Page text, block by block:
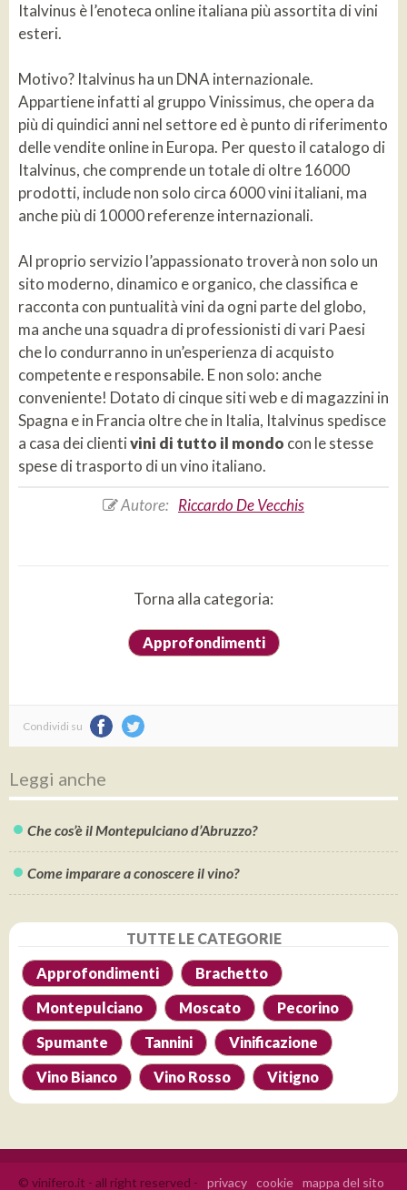
Italvinus è l’enoteca online italiana più assortita di vini
esteri.
Motivo? Italvinus ha un DNA internazionale.
Appartiene infatti al gruppo Vinissimus, che opera da
più di quindici anni nel settore ed è punto di riferimento
delle vendite online in Europa. Per questo il catalogo di
Italvinus, che comprende un totale di oltre 16000
prodotti, include non solo circa 6000 vini italiani, ma
anche più di 10000 referenze internazionali.
Al proprio servizio l’appassionato troverà non solo un
sito moderno, dinamico e organico, che classifica e
racconta con puntualità vini da ogni parte del globo,
ma anche una squadra di professionisti di vari Paesi
che lo condurranno in un’esperienza di acquisto
competente e responsabile. E non solo: anche
conveniente! Dotato di cinque siti web e di magazzini in
Spagna e in Francia oltre che in Italia, Italvinus spedisce
a casa dei clientivini di tutto il mondo con le stesse
spese di trasporto di un vino italiano.
Autore: Riccardo De Vecchis
Torna alla categoria:
Approfondimenti
Condividi su
Leggi anche
Che cos’è il Montepulciano d’Abruzzo?
Come imparare a conoscere il vino?
TUTTE LE CATEGORIE
Approfondimenti
Brachetto
Montepulciano
Moscato
Pecorino
Spumante
Tannini
Vinificazione
Vino Bianco
Vino Rosso Vitigno
© vinifero.it - all right reserved - privacy cookie mappa del sito